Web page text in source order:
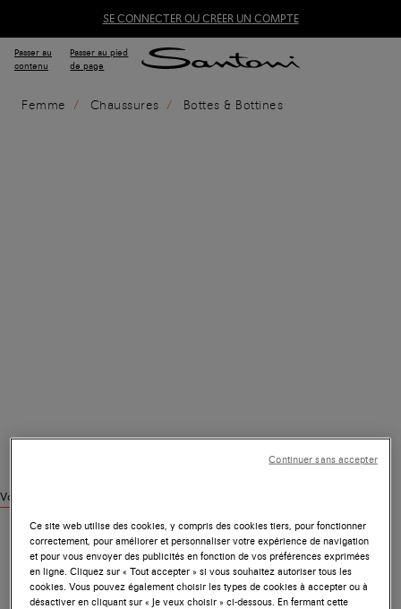
SE CONNECTER OU CRÉER UN COMPTE
Passer au
contenu
Passer au pied
de page
Femme Chaussures Bottes & Bottines
Voir des produits similaires
Ce site web utilise des cookies, y compris des cookies tiers, pour fonctionner
correctement, pour améliorer et personnaliser votre expérience de navigation
et pour vous envoyer des publicités en fonction de vos préférences exprimées
en ligne. Cliquez sur « Tout accepter » si vous souhaitez autoriser tous les
cookies. Vous pouvez également choisir les types de cookies à accepter ou à
désactiver en cliquant sur « Je veux choisir » ci-dessous. En fermant cette
Continuer sans accepter